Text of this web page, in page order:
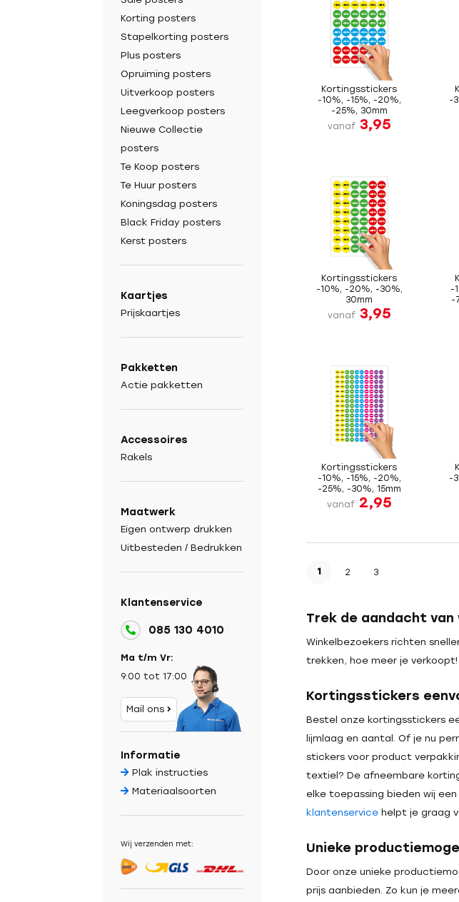
Korting posters
Stapelkorting posters
Plus posters
Opruiming posters
Uitverkoop posters
Leegverkoop posters
Nieuwe Collectie
posters
Te Koop posters
Te Huur posters
Koningsdag posters
Black Friday posters
Kerst posters
Kaartjes
Prijskaartjes
Pakketten
Actie pakketten
Accessoires
Rakels
Maatwerk
Eigen ontwerp drukken
Uitbesteden / Bedrukken
Klantenservice
085 130 4010
Ma t/m Vr:
9:00 tot 17:00
Mail ons
Informatie
Plak instructies
Materiaalsoorten
Wij verzenden met:
Kortingsstickers
-10%, -15%, -20%,
-25%, 30mm
vanaf 3,95
-
Kortingsstickers
-10%, -20%, -30%,
30mm
vanaf 3,95
-
-
Kortingsstickers
-10%, -15%, -20%,
-25%, -30%, 15mm
vanaf 2,95
-
1 2 3
Trek de aandacht van
Winkelbezoekers richten
trekken, hoe meer je
Kortingsstickers
Bestel onze kortingsstickers
lijmlaag en aantal. Of je nu
stickers voor product
textiel? De afneembare
elke toepassing bieden wij
klantenservice helpt je graag
Unieke
Door onze unieke
prijs aanbieden. Zo kun je